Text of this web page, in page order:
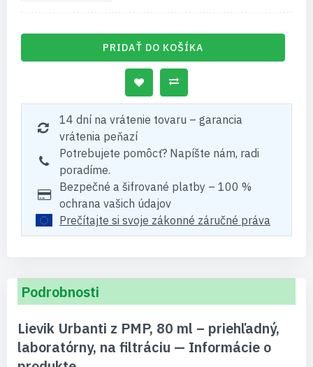
PRIDAŤ DO KOŠÍKA
14 dní na vrátenie tovaru – garancia
vrátenia peňazí
Potrebujete pomôcť? Napíšte nám, radi
poradíme.
Bezpečné a šifrované platby – 100 %
ochrana vašich údajov
Prečítajte si svoje zákonné záručné práva
Podrobnosti
Lievik Urbanti z PMP, 80 ml – priehľadný,
laboratórny, na filtráciu — Informácie o